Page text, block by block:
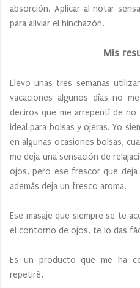
absorción. Aplicar al notar
para aliviar el hinchazón.
Mis
Llevo unas tres semanas
vacaciones algunos días no
deciros que me arrepentí de
ideal para bolsas y ojeras. Yo
en algunas ocasiones bolsas,
me deja una sensación de
ojos, pero ese frescor que
además deja un fresco aroma.
Ese masaje que siempre se te
el contorno de ojos, te lo das
Es un producto que me ha
repetiré.